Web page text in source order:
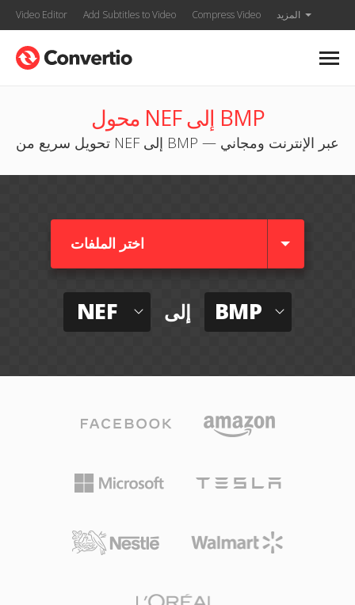
Video Editor Add Subtitles to Video Compress Video المزيد
محول NEF إلى BMP
تحويل سريع من NEF إلى BMP — عبر الإنترنت ومجاني
اختر الملفات
NEF إلى BMP